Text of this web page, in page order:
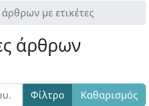
με ετικέτες
άρθρων
Φίλτρο
Καθαρισμός